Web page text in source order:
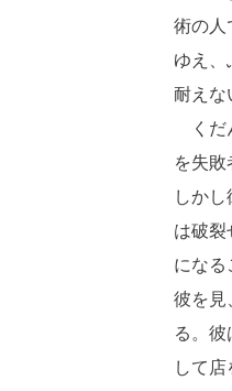
術の人
ゆえ、
耐えな
くだ
を失敗
しか
は破裂
になる
彼を見
る。
して